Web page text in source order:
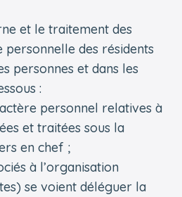
et le traitement des
personnelle des résidents
personnes et dans les
:
personnel relatives à
et traitées sous la
en chef ;
à l’organisation
se voient déléguer la